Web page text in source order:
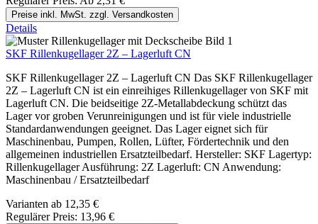
Preise inkl. MwSt. zzgl. Versandkosten
Details
SKF Rillenkugellager 2Z – Lagerluft CN
SKF Rillenkugellager 2Z – Lagerluft CN Das SKF Rillenkugellager
2Z – Lagerluft CN ist ein einreihiges Rillenkugellager von SKF mit
Lagerluft CN. Die beidseitige 2Z-Metallabdeckung schützt das
Lager vor groben Verunreinigungen und ist für viele industrielle
Standardanwendungen geeignet. Das Lager eignet sich für
Maschinenbau, Pumpen, Rollen, Lüfter, Fördertechnik und den
allgemeinen industriellen Ersatzteilbedarf. Hersteller: SKF Lagertyp:
Rillenkugellager Ausführung: 2Z Lagerluft: CN Anwendung:
Maschinenbau / Ersatzteilbedarf
Varianten ab 12,35 €
Regulärer Preis: 13,96 €